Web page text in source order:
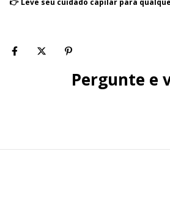
Pergunte e